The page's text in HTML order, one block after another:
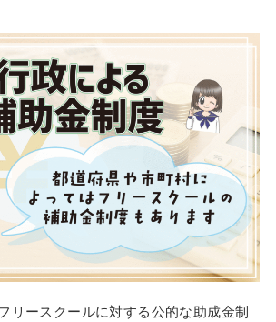
リースクールに対する公的な助成金制